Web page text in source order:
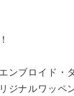
ンブロイド・
ジナルワッペ